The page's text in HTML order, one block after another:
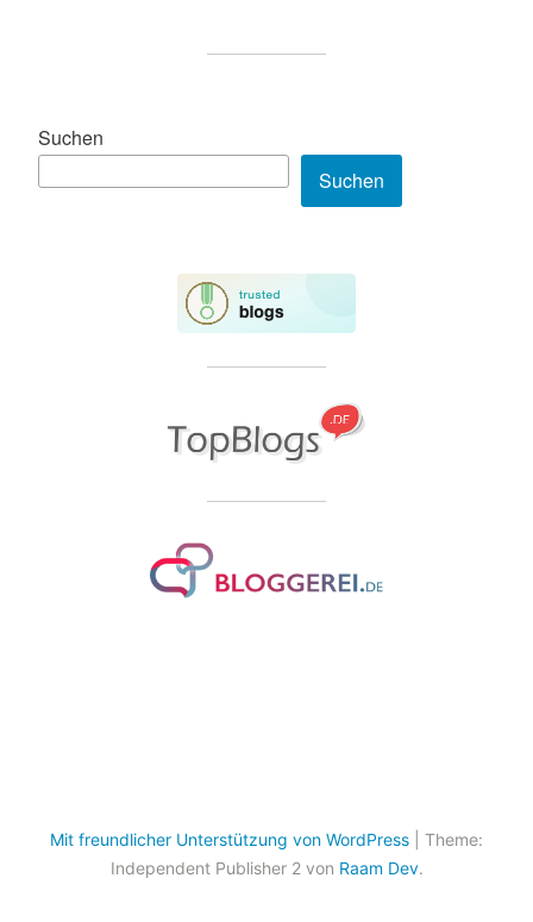
Suchen
Suchen
Mit freundlicher Unterstützung von WordPress
Theme:
Independent Publisher 2 von Raam Dev.